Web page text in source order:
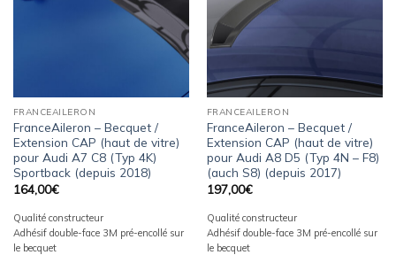
FRANCEAILERON
FranceAileron – Becquet /
Extension CAP (haut de vitre)
pour Audi A7 C8 (Typ 4K)
Sportback (depuis 2018)
164,00€
Qualité constructeur
Adhésif double-face 3M pré-encollé sur
le becquet
FRANCEAILERON
FranceAileron – Becquet /
Extension CAP (haut de vitre)
pour Audi A8 D5 (Typ 4N – F8)
(auch S8) (depuis 2017)
197,00€
Qualité constructeur
Adhésif double-face 3M pré-encollé sur
le becquet